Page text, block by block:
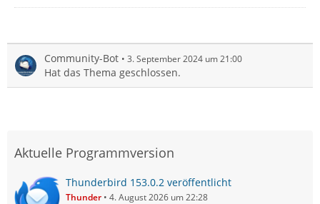
Community-Bot 3. September 2024 um 21:00
Hat das Thema geschlossen.
Aktuelle Programmversion
Thunderbird 153.0.2 veröffentlicht
Thunder 4. August 2026 um 22:28